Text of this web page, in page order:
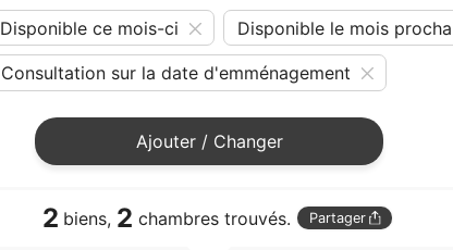
Disponible ce mois-ci Disponible le mois
Consultation sur la date d'emménagement
Ajouter / Changer
2 biens, 2 chambres trouvés. Partager